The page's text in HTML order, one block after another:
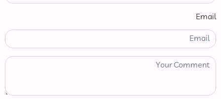
Email